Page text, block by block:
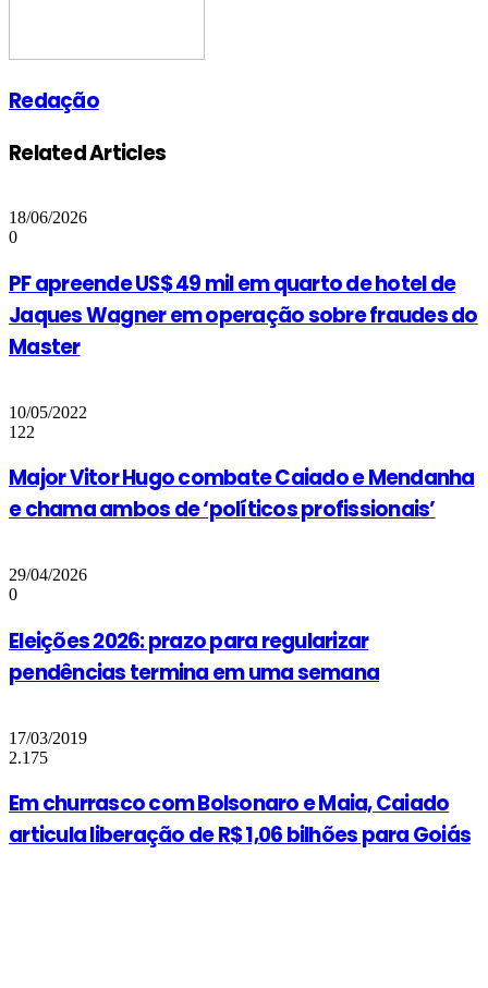
Redação
Related Articles
18/06/2026
0
PF apreende US$ 49 mil em quarto de hotel de
Jaques Wagner em operação sobre fraudes do
Master
10/05/2022
122
Major Vitor Hugo combate Caiado e Mendanha
e chama ambos de ‘políticos profissionais’
29/04/2026
0
Eleições 2026: prazo para regularizar
pendências termina em uma semana
17/03/2019
2.175
Em churrasco com Bolsonaro e Maia, Caiado
articula liberação de R$ 1,06 bilhões para Goiás